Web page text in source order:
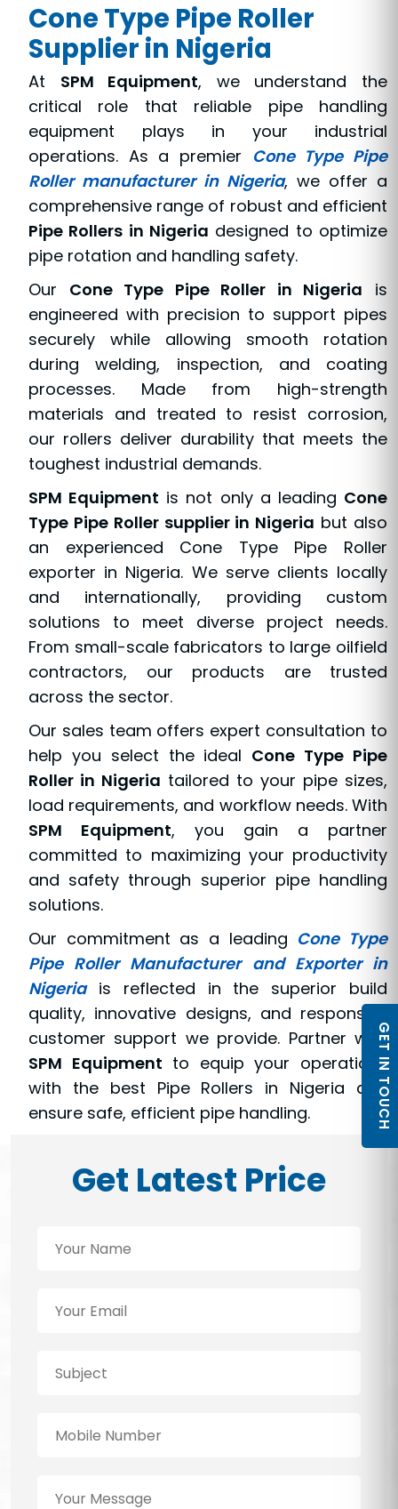
Cone Type Pipe Roller
Supplier in Nigeria
At SPM Equipment, we understand the
critical role that reliable pipe handling
equipment plays in your industrial
operations. As a premier Cone Type Pipe
Roller manufacturer in Nigeria, we offer a
comprehensive range of robust and efficient
Pipe Rollers in Nigeria designed to optimize
pipe rotation and handling safety.
Our Cone Type Pipe Roller in Nigeria is
engineered with precision to support pipes
securely while allowing smooth rotation
during welding, inspection, and coating
processes. Made from high-strength
materials and treated to resist corrosion,
our rollers deliver durability that meets the
toughest industrial demands.
SPM Equipment is not only a leading Cone
Type Pipe Roller supplier in Nigeria but also
an experienced Cone Type Pipe Roller
exporter in Nigeria. We serve clients locally
and internationally, providing custom
solutions to meet diverse project needs.
From small-scale fabricators to large oilfield
contractors, our products are trusted
across the sector.
Our sales team offers expert consultation to
help you select the ideal Cone Type Pipe
Roller in Nigeria tailored to your pipe sizes,
load requirements, and workflow needs. With
SPM Equipment, you gain a partner
committed to maximizing your productivity
and safety through superior pipe handling
solutions.
Our commitment as a leading Cone Type
Pipe Roller Manufacturer and Exporter in
Nigeriais reflected in the superior build
quality, innovative designs, and responsive
customer support we provide. Partner with
SPM Equipment to equip your operations
with the best Pipe Rollers in Nigeria and
ensure safe, efficient pipe handling.
Get Latest Price
GET IN TOUCH